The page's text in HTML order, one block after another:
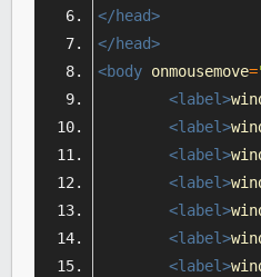
</head>
</head>
<body onmousemove=
<label>
<label>
<label>
<label>
<label>
<label>
<label>